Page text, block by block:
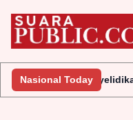
Nasional TodayJembatan